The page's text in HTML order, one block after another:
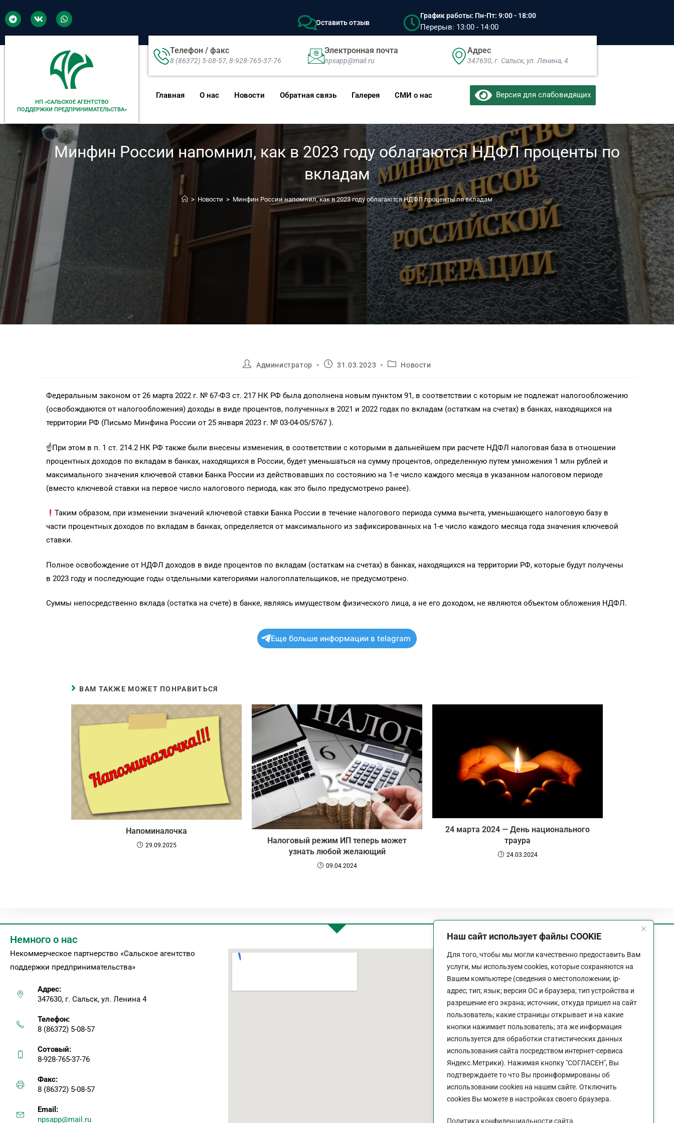
Наш сайт использует файлы COOKIE
Для того, чтобы мы могли качественно предоставить Вам
услуги, мы используем cookies, которые сохраняются на
Вашем компьютере (сведения о местоположении; ip-
адрес; тип; язык; версия ОС и браузера; тип устройства и
разрешение его экрана; источник, откуда пришел на сайт
пользователь; какие страницы открывает и на какие
кнопки нажимает пользователь; эта же информация
используется для обработки статистических данных
использования сайта посредством интернет-сервиса
Яндекс.Метрики). Нажимая кнопку "СОГЛАСЕН", Вы
подтверждаете то что Вы проинформированы об
использовании cookies на нашем сайте. Отключить
cookies Вы можете в настройках своего браузера.
Политика конфиденциальности сайта
Оставить отзыв
График работы: Пн-Пт: 9:00 - 18:00
Перерыв: 13:00 - 14:00
НП «САЛЬСКОЕ АГЕНТСТВО
ПОДДЕРЖКИ ПРЕДПРИНИМАТЕЛЬСТВА»
Телефон / факс
8 (86372) 5-08-57, 8-928-765-37-76
Электронная почта
npsapp@mail.ru
Адрес
347630, г. Сальск, ул. Ленина, 4​
Главная О нас Новости Обратная связь Галерея СМИ о нас Версия для слабовидящих
Минфин России напомнил, как в 2023 году облагаются НДФЛ проценты по
вкладам
> Новости > Минфин России напомнил, как в 2023 году облагаются НДФЛ проценты по вкладам
Администратор 31.03.2023 Новости
Федеральным законом от 26 марта 2022 г. № 67-ФЗ ст. 217 НК РФ была дополнена новым пунктом 91, в соответствии с которым не подлежат налогообложению
(освобождаются от налогообложения) доходы в виде процентов, полученных в 2021 и 2022 годах по вкладам (остаткам на счетах) в банках, находящихся на
территории РФ (Письмо Минфина России от 25 января 2023 г. № 03-04-05/5767 ).
☝️При этом в п. 1 ст. 214.2 НК РФ также были внесены изменения, в соответствии с которыми в дальнейшем при расчете НДФЛ налоговая база в отношении
процентных доходов по вкладам в банках, находящихся в России, будет уменьшаться на сумму процентов, определенную путем умножения 1 млн рублей и
максимального значения ключевой ставки Банка России из действовавших по состоянию на 1-е число каждого месяца в указанном налоговом периоде
(вместо ключевой ставки на первое число налогового периода, как это было предусмотрено ранее).
Таким образом, при изменении значений ключевой ставки Банка России в течение налогового периода сумма вычета, уменьшающего налоговую базу в
части процентных доходов по вкладам в банках, определяется от максимального из зафиксированных на 1-е число каждого месяца года значения ключевой
ставки.
Полное освобождение от НДФЛ доходов в виде процентов по вкладам (остаткам на счетах) в банках, находящихся на территории РФ, которые будут получены
в 2023 году и последующие годы отдельными категориями налогоплательщиков, не предусмотрено.
Суммы непосредственно вклада (остатка на счете) в банке, являясь имуществом физического лица, а не его доходом, не являются объектом обложения НДФЛ.
Еще больше информации в telagram
ВАМ ТАКЖЕ МОЖЕТ ПОНРАВИТЬСЯ
Напоминалочка
29.09.2025
Налоговый режим ИП теперь может
узнать любой желающий
09.04.2024
24 марта 2024 — День национального
траура
24.03.2024
Немного о нас
Некоммерческое партнерство «Сальское агентство
поддержки предпринимательства»
Адрес:
347630, г. Сальск, ул. Ленина 4
Телефон:
8 (86372) 5-08-57
Сотовый:
8-928-765-37-76
Факс:
8 (86372) 5-08-57
Email:
npsapp@mail.ru
График работы
9:00 - 18:00
Выходной:Сб - Вс
Политика конфиденциальности сайта